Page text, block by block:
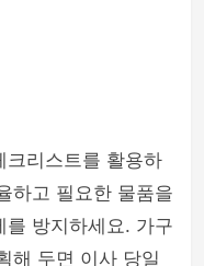
크리스트를 활용하
하고 필요한 물품을
를 방지하세요. 가구
해 두면 이사 당일